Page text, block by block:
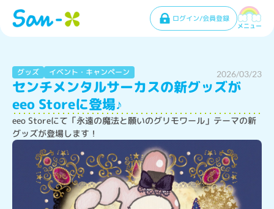
ログイン/会員登録
メニュー
グッズ イベント・キャンペーン 2026/03/23
センチメンタルサーカスの新グッズが
eeo Storeに登場♪
eeo Storeにて「永遠の魔法と願いのグリモワール」テーマの新
グッズが登場します！